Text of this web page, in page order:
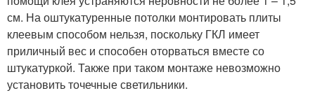
см. На оштукатуренные потолки монтировать плиты
клеевым способом нельзя, поскольку ГКЛ имеет
приличный вес и способен оторваться вместе со
штукатуркой. Также при таком монтаже невозможно
установить точечные светильники.